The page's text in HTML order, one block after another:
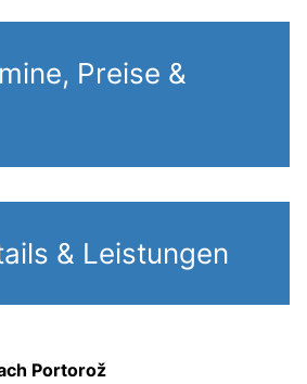
Preise &
& Leistungen
Portorož